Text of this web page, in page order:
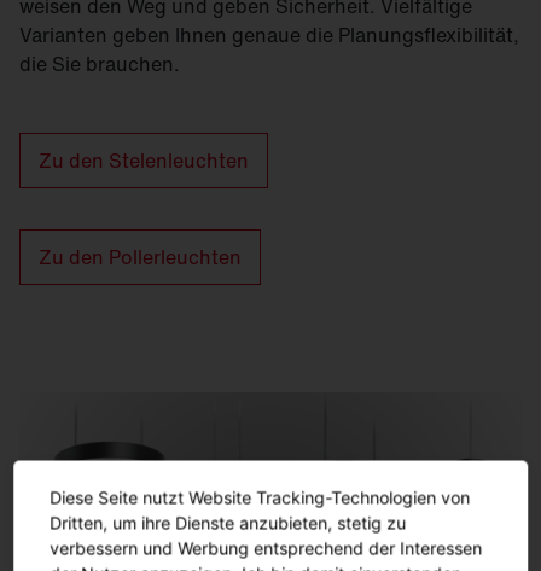
weisen den Weg und geben Sicherheit. Vielfältige
Varianten geben Ihnen genaue die Planungsflexibilität,
die Sie brauchen.
Zu den Stelenleuchten
Zu den Pollerleuchten
Diese Seite nutzt Website Tracking-Technologien von
Dritten, um ihre Dienste anzubieten, stetig zu
verbessern und Werbung entsprechend der Interessen